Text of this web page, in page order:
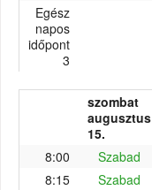
Egész
napos
időpont
3
szombat
augusztus
15.
8:00
Szabad
8:15
Szabad